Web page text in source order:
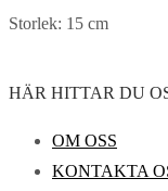
Storlek: 15 cm
HÄR HITTAR DU
OM OSS
KONTAKTA